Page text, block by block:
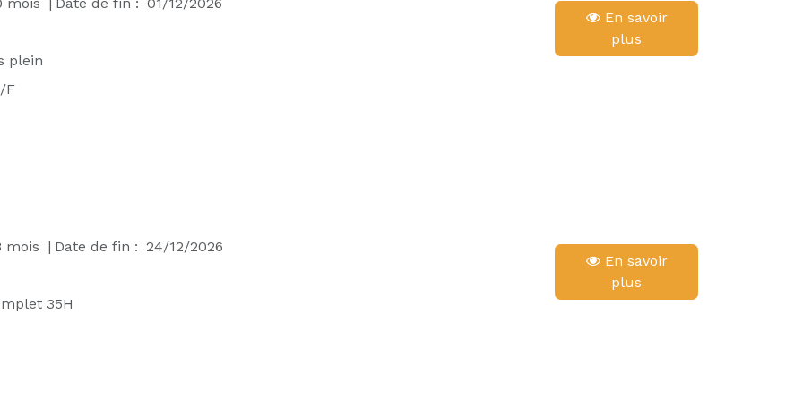
plein
F
En savoir
plus
mois | Date de fin : 24/12/2026
35H
En savoir
plus